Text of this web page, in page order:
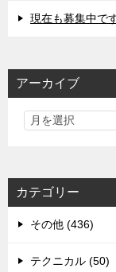
現在も募集中です
アーカイブ
カテゴリー
その他 (436)
テクニカル (50)